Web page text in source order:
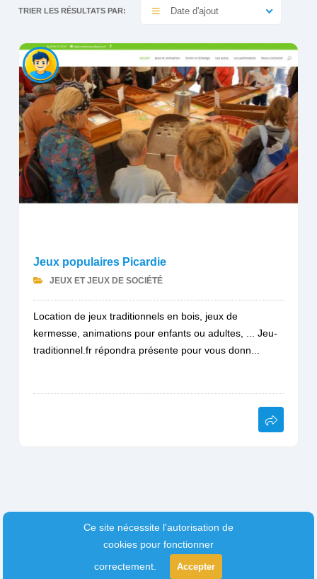
TRIER LES RÉSULTATS PAR: Date d'ajout
Jeux populaires Picardie
JEUX ET JEUX DE SOCIÉTÉ
Location de jeux traditionnels en bois, jeux de
kermesse, animations pour enfants ou adultes, ... Jeu-
traditionnel.fr répondra présente pour vous donn...
Ce site nécessite l'autorisation de
cookies pour fonctionner
correctement.
Accepter